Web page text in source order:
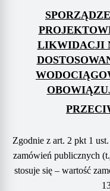
LIKWIDACJI
Zgodnie z art. 2 pkt 1
zamówień publicznych
stosuje się – wartość